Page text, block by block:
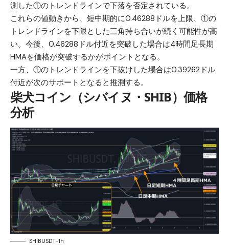
測した①のトレンドラインで下落を否定されている。
これらの値動きから、短中期的に0.46288ドルを上限、①の
トレンドラインを下限とした三角持ち合いが続く可能性が高
い。今後、0.46288ドル付近を突破した場合は4時間足長期
HMAを価格が突破するかがポイントとなる。
一方、①のトレンドラインを下抜けした場合は0.39262ドル
付近が次のサポートとなると推測する。
柴犬コイン（シバイヌ・SHIB）価格
分析
SHIBUSDT-1h